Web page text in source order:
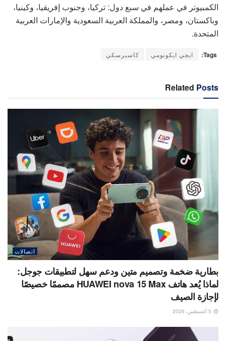
الكمبيوتر في عملهم في سبع دول: تركيا، وجنوب إفريقيا، وكينيا،
وباكستان، ومصر، والمملكة العربية السعودية والإمارات العربية
المتحدة.
Tags: ايجي ايكونومي كاسبرسكي
Related Posts
اتصالات
بطارية ضخمة وتصميم متين ودعم سهل لتطبيقات جوجل:
لماذا يُعد هاتف HUAWEI nova 15 Max مصممًا خصيصًا
لإجازة الصيف